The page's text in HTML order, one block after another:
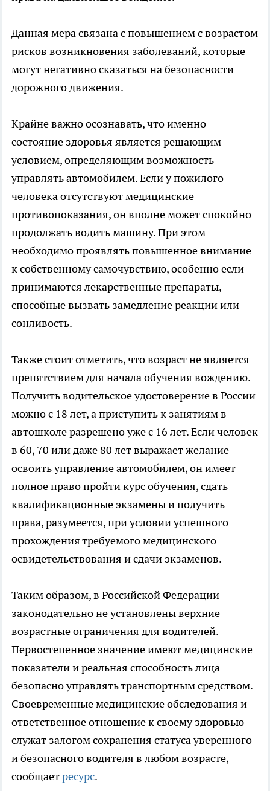
Данная мера связана с повышением с возрастом
рисков возникновения заболеваний, которые
могут негативно сказаться на безопасности
дорожного движения.
Крайне важно осознавать, что именно
состояние здоровья является решающим
условием, определяющим возможность
управлять автомобилем. Если у пожилого
человека отсутствуют медицинские
противопоказания, он вполне может спокойно
продолжать водить машину. При этом
необходимо проявлять повышенное внимание
к собственному самочувствию, особенно если
принимаются лекарственные препараты,
способные вызвать замедление реакции или
сонливость.
Также стоит отметить, что возраст не является
препятствием для начала обучения вождению.
Получить водительское удостоверение в России
можно с 18 лет, а приступить к занятиям в
автошколе разрешено уже с 16 лет. Если человек
в 60, 70 или даже 80 лет выражает желание
освоить управление автомобилем, он имеет
полное право пройти курс обучения, сдать
квалификационные экзамены и получить
права, разумеется, при условии успешного
прохождения требуемого медицинского
освидетельствования и сдачи экзаменов.
Таким образом, в Российской Федерации
законодательно не установлены верхние
возрастные ограничения для водителей.
Первостепенное значение имеют медицинские
показатели и реальная способность лица
безопасно управлять транспортным средством.
Своевременные медицинские обследования и
ответственное отношение к своему здоровью
служат залогом сохранения статуса уверенного
и безопасного водителя в любом возрасте,
сообщаетресурс.